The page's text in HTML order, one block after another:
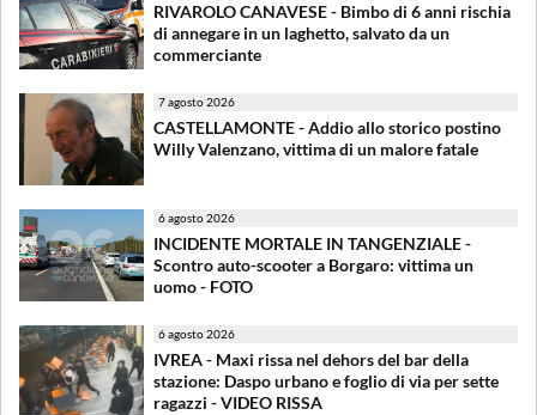
RIVAROLO CANAVESE - Bimbo di 6 anni rischia
di annegare in un laghetto, salvato da un
commerciante
7 agosto 2026
CASTELLAMONTE - Addio allo storico postino
Willy Valenzano, vittima di un malore fatale
6 agosto 2026
INCIDENTE MORTALE IN TANGENZIALE -
Scontro auto-scooter a Borgaro: vittima un
uomo - FOTO
6 agosto 2026
IVREA - Maxi rissa nel dehors del bar della
stazione: Daspo urbano e foglio di via per sette
ragazzi - VIDEO RISSA